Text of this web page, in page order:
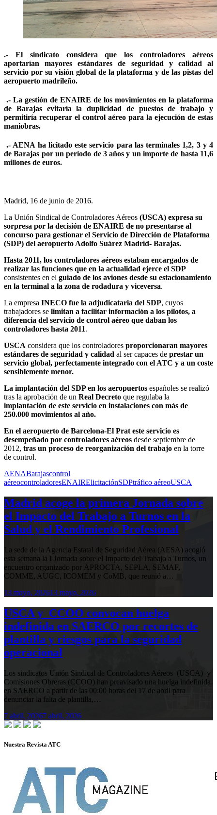
.- El sindicato considera que los controladores aéreos
aportarían mayores estándares de seguridad y calidad al
servicio por su visión global de la plataforma y de las pistas del
aeropuerto madrileño.
.- La gestión de ENAIRE de los movimientos en la plataforma
de Barajas evitaría la duplicidad de puestos de trabajo y
permitiría recuperar el control aéreo para la ejecución de estas
maniobras.
.- AENA ha licitado este servicio para las terminales 1,2, 3 y 4
de Barajas por un período de 3 años y un importe de hasta 11,6
millones de euros.
Madrid, 16 de junio de 2016.
La Unión Sindical de Controladores Aéreos (USCA) expresa su
sorpresa por la decisión de ENAIRE de no presentarse al
concurso para gestionar el Servicio de Dirección de Plataforma
(SDP) del aeropuerto Adolfo Suárez Madrid- Barajas.
Hasta 2011, los controladores aéreos estaban encargados de
realizar las funciones que en la actualidad ejerce el SDP
consistentes en el guiado de los aviones desde su estacionamiento
en la terminal a la zona de rodadura y viceversa.
La empresa INECO fue la adjudicataria del SDP, cuyos
trabajadores se limitan a facilitar información a los pilotos, a
diferencia del servicio de control aéreo que daban los
controladores hasta 2011.
USCA considera que los controladores proporcionaran mayores
estándares de seguridad y calidad al ser capaces de prestar un
servicio global, perfectamente integrado con el ATC y a un coste
sensiblemente menor.
La implantación del SDP en los aeropuertos españoles se realizó
tras la aprobación de un Real Decreto que regulaba la
implantación de este servicio en instalaciones con más de
250.000 movimientos al año.
En el aeropuerto de Barcelona-El Prat este servicio es
desempeñado por controladores aéreos desde septiembre de
2012, tras un proceso de reorganización del trabajo en la torre
de control.
AENABarajascontrol
aéreocontroladoresENAIRElicitaciónSDPtráfico aéreoUSCA
Madrid acoge la primera Jornada sobre
el Impacto del Trabajo a Turnos en la
Salud y el Rendimiento Profesional
La sede de la Agencia Estatal de Seguridad Aérea (AESA) acogió
esta semana la I Jornada sobre el Impacto del Trabajo a Turnos, un
encuentro organizado por APROCTA, SEPLA, SEMAF,
COMME, AUGC, ICOMEM y CoMB, que reunió a…
13 mayo, 202613 mayo, 2026
USCA y CCOO convocan huelga
indefinida en SAERCO por recortes de
plantilla y riesgos para la seguridad
operacional
Los sindicatos Unión Sindical de Controladores Aéreos (USCA) y
Comisiones Obreras (CCOO) han preavisado una huelga indefinida
en SAERCO a partir de las 00:00 horas del 17 de abril para
denunciar la falta de plantilla,…
7 abril, 20267 abril, 2026
Nuestra Revista ATC